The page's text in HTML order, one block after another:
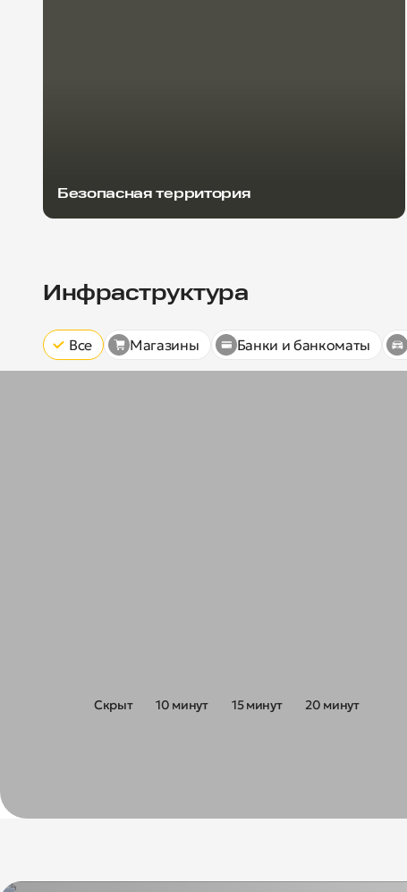
Безопасная территория
Инфраструктура
Все Магазины Банки и банкоматы
Скрыт 10 минут 15 минут 20 минут